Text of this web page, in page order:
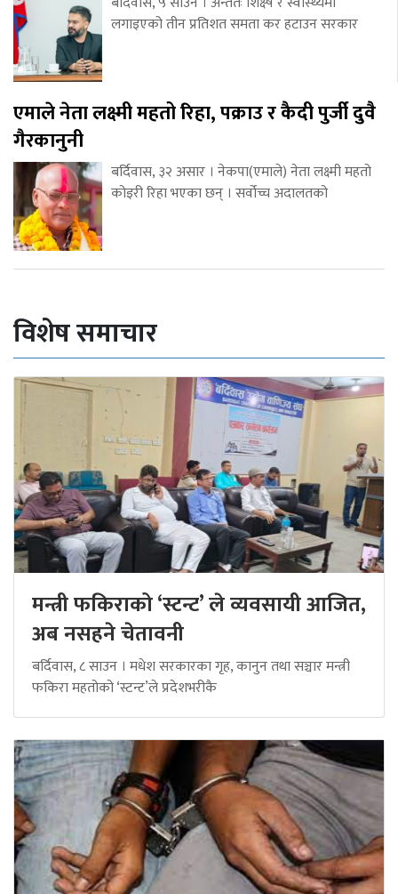
लगाइएको तीन प्रतिशत समता कर हटाउन सरकार
एमाले नेता लक्ष्मी महतो रिहा, पक्राउ र कैदी पुर्जी दुवै
गैरकानुनी
बर्दिवास, ३२ असार । नेकपा(एमाले) नेता लक्ष्मी महतो
कोइरी रिहा भएका छन् । सर्वोच्च अदालतको
विशेष समाचार
मन्त्री फकिराको ‘स्टन्ट’ ले व्यवसायी आजित,
अब नसहने चेतावनी
बर्दिवास, ८ साउन । मधेश सरकारका गृह, कानुन तथा सञ्चार मन्त्री
फकिरा महतोको ‘स्टन्ट’ले प्रदेशभरीकै